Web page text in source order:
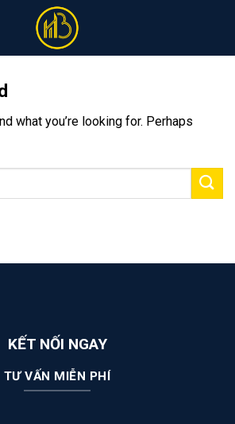
what you’re looking for. Perhaps
KẾT NỐI NGAY
TƯ VẤN MIỄN PHÍ